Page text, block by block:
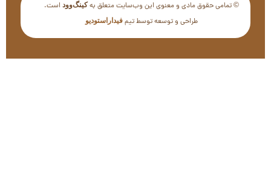
© تمامی حقوق مادی و معنوی این وب‌سایت متعلق بهکینگ‌وود است.
طراحی و توسعه توسط تیم فیداراستودیو